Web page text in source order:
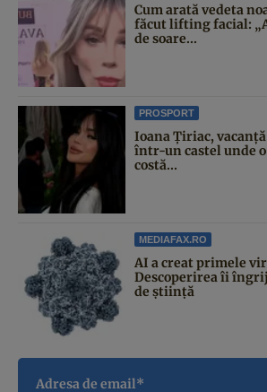
Cum arată vedeta
făcut lifting facial:
de soare...
PROSPORT
Ioana Țiriac,
într-un castel unde o
costă...
MEDIAFAX.RO
AI a creat primele
Descoperirea îi
de știință
Adresa de email*